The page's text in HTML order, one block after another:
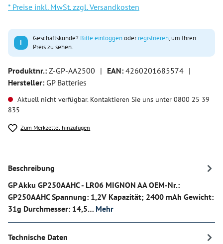
* Preise inkl. MwSt. zzgl. Versandkosten
i Geschäftskunde? Bitte einloggenoderregistrieren, um Ihren
Preis zu sehen.
Produktnr.: Z-GP-AA2500 | EAN: 4260201685574 |
Hersteller: GP Batteries
Aktuell nicht verfügbar. Kontaktieren Sie uns unter 0800 25 39
835
Zum Merkzettel hinzufügen
Beschreibung
GP Akku GP250AAHC - LR06 MIGNON AA OEM-Nr.:
GP250AAHC Spannung: 1,2V Kapazität; 2400 mAh Gewicht:
31g Durchmesser: 14,5… Mehr
Technische Daten